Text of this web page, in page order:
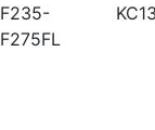
F235-
F275FL